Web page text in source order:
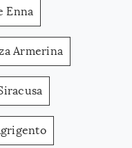
Enna
Armerina